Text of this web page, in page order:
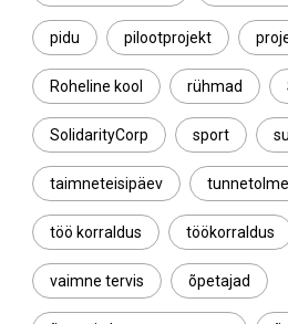
pidu pilootprojekt
Roheline kool rühmad
SolidarityCorp sport
taimneteisipäev
töö korraldus töökorraldus
vaimne tervis õpetajad